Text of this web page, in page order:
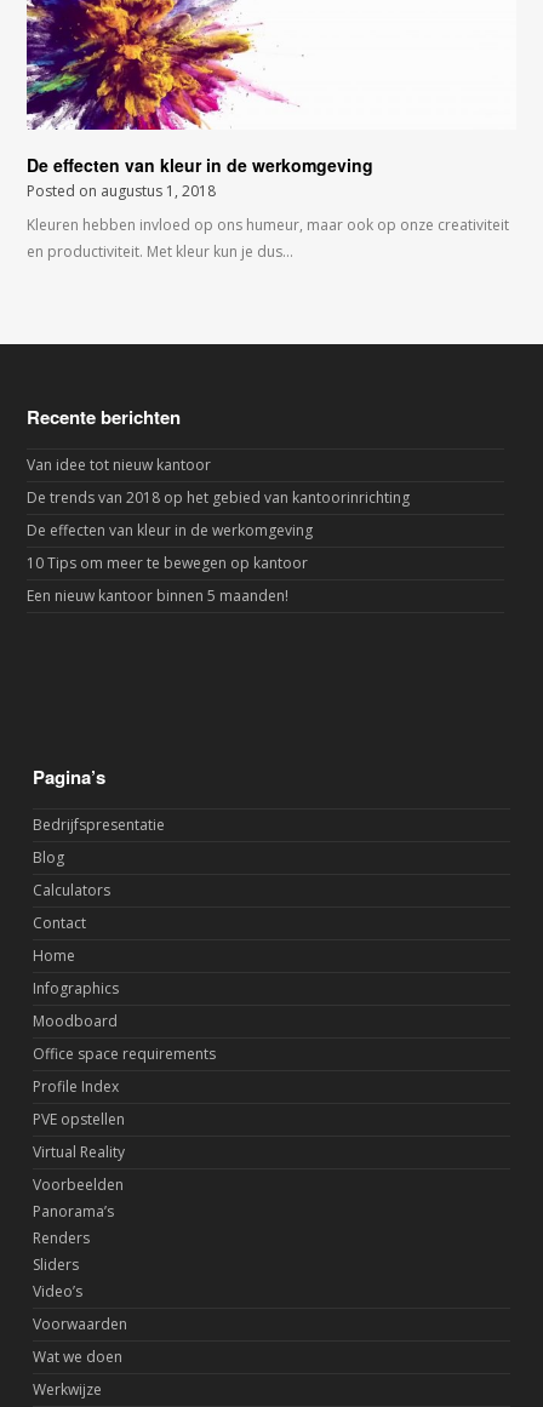
De effecten van kleur in de werkomgeving
Posted on augustus 1, 2018
Kleuren hebben invloed op ons humeur, maar ook op onze creativiteit
en productiviteit. Met kleur kun je dus…
Recente berichten
Van idee tot nieuw kantoor
De trends van 2018 op het gebied van kantoorinrichting
De effecten van kleur in de werkomgeving
10 Tips om meer te bewegen op kantoor
Een nieuw kantoor binnen 5 maanden!
Pagina’s
Bedrijfspresentatie
Blog
Calculators
Contact
Home
Infographics
Moodboard
Office space requirements
Profile Index
PVE opstellen
Virtual Reality
Voorbeelden
Panorama’s
Renders
Sliders
Video’s
Voorwaarden
Wat we doen
Werkwijze